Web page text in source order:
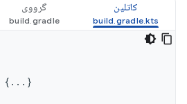
کاتلین گرووی
{...}